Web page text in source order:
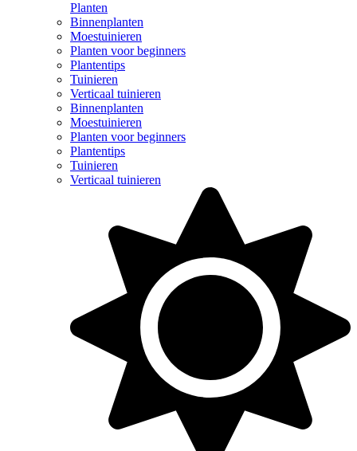
Planten
Binnenplanten
Moestuinieren
Planten voor beginners
Plantentips
Tuinieren
Verticaal tuinieren
Binnenplanten
Moestuinieren
Planten voor beginners
Plantentips
Tuinieren
Verticaal tuinieren